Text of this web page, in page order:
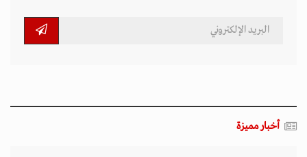
أخبار مميزة